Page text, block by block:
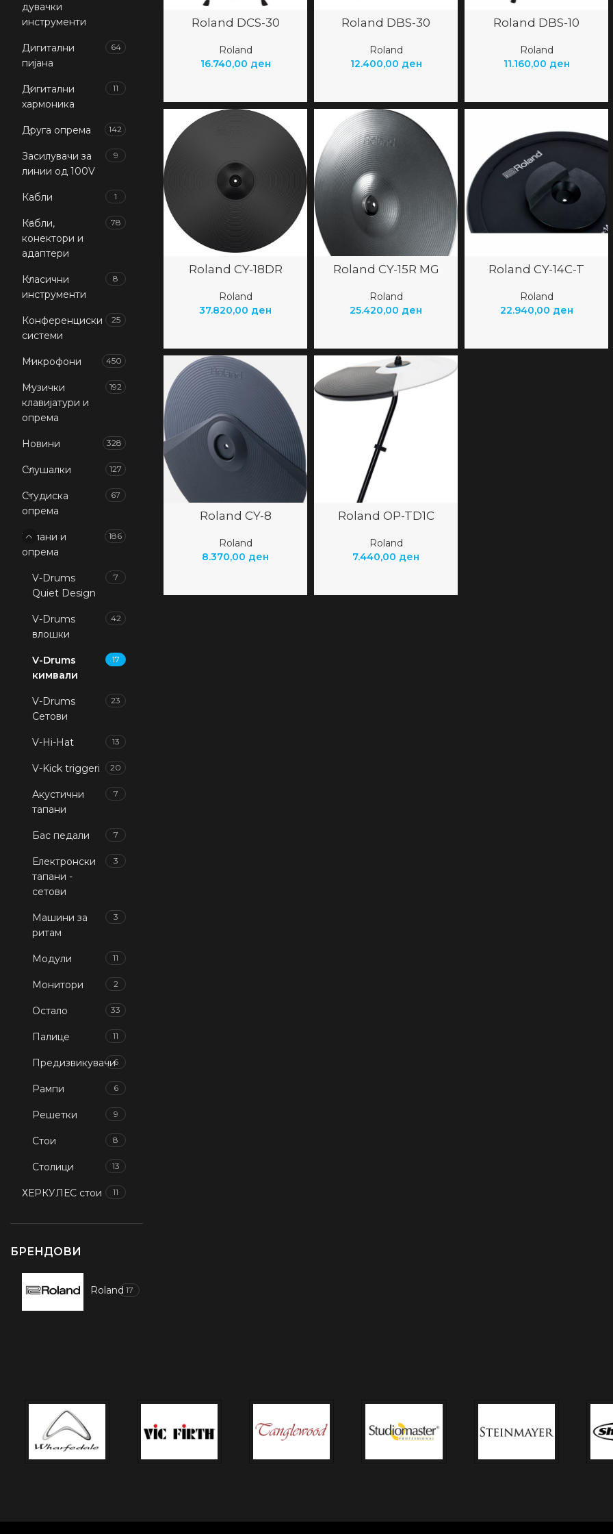
дувачки
инструменти
Дигитални
пијана
64
Дигитални
хармоника
11
Друга опрема 142
Засилувачи за
линии од 100V
9
Кабли 1
Кабли,
конектори и
адаптери
78
Класични
инструменти
8
Конференциски
системи
25
Микрофони 450
Музички
клавијатури и
опрема
192
Новини 328
Слушалки 127
Студиска
опрема
67
Тапани и
опрема
186
V-Drums
Quiet Design
7
V-Drums
влошки
42
V-Drums
кимвали
17
V-Drums
Сетови
23
V-Hi-Hat 13
V-Kick triggeri 20
Акустични
тапани
7
Бас педали 7
Електронски
тапани -
сетови
3
Машини за
ритам
3
Модули 11
Монитори 2
Остало 33
Палице 11
Предизвикувачи6
Рампи 6
Решетки 9
Стои 8
Столици 13
ХЕРКУЛЕС стои 11
БРЕНДОВИ
Roland 17
Roland DCS-30
Roland
16.740,00 ден
Roland DBS-30
Roland
12.400,00 ден
Roland DBS-10
Roland
11.160,00 ден
Roland CY-18DR
Roland
37.820,00 ден
Roland CY-15R MG
Roland
25.420,00 ден
Roland CY-14C-T
Roland
22.940,00 ден
Roland CY-8
Roland
8.370,00 ден
Roland OP-TD1C
Roland
7.440,00 ден